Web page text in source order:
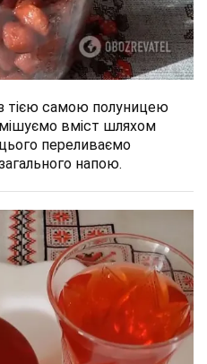
тією самою полуницею
вміст шляхом
переливаємо
напою.